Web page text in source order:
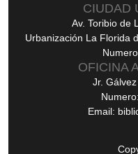
CIUDAD
Av. Toribio de
Urbanización La Florida
OFICINA
Jr.
Email: